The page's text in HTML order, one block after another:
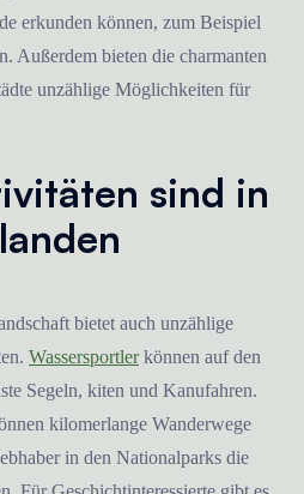
erkunden können, zum Beispiel
Außerdem bieten die charmanten
unzählige Möglichkeiten für
sind in
bietet auch unzählige
Wassersportlerkönnen auf den
Segeln, kiten und Kanufahren.
kilomerlange Wanderwege
in den Nationalparks die